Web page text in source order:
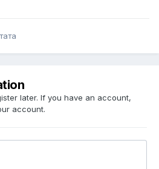
later. If you have an account,
account.